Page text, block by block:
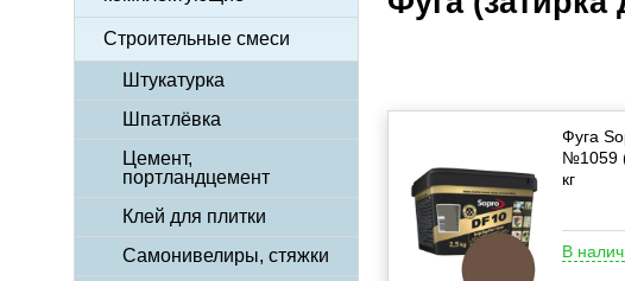
Строительные смеси
Штукатурка
Шпатлёвка
Цемент,
портландцемент
Клей для плитки
Самонивелиры, стяжки
Фуга
№1059
кг
В